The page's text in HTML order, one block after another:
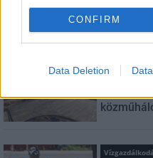
CONFIRM
Data DeletionMi épül?